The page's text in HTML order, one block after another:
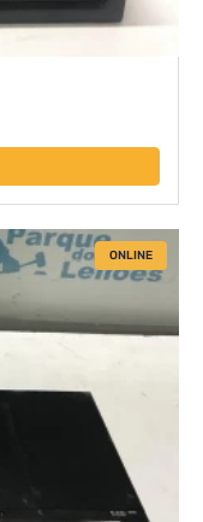
ONLINE